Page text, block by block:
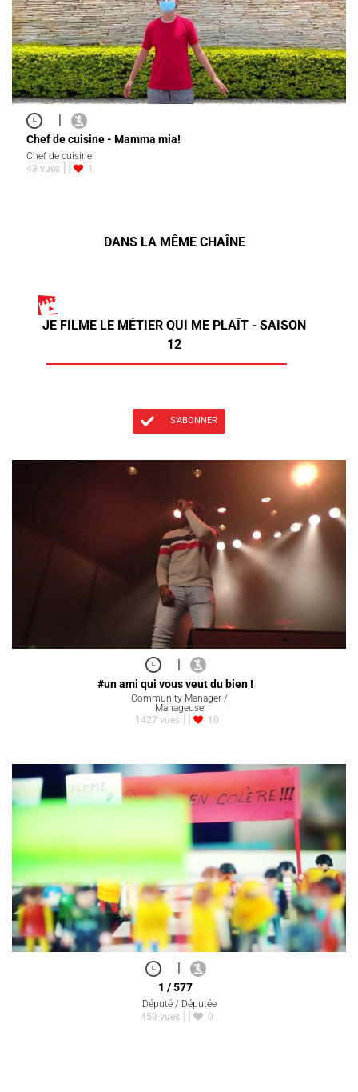
|
Chef de cuisine - Mamma mia!
Chef de cuisine
43 vues
1
DANS LA MÊME CHAÎNE
JE FILME LE MÉTIER QUI ME PLAÎT - SAISON
12
S'ABONNER
|
#un ami qui vous veut du bien !
Community Manager /
Manageuse
1427 vues
10
|
1 / 577
Député / Députée
459 vues
0